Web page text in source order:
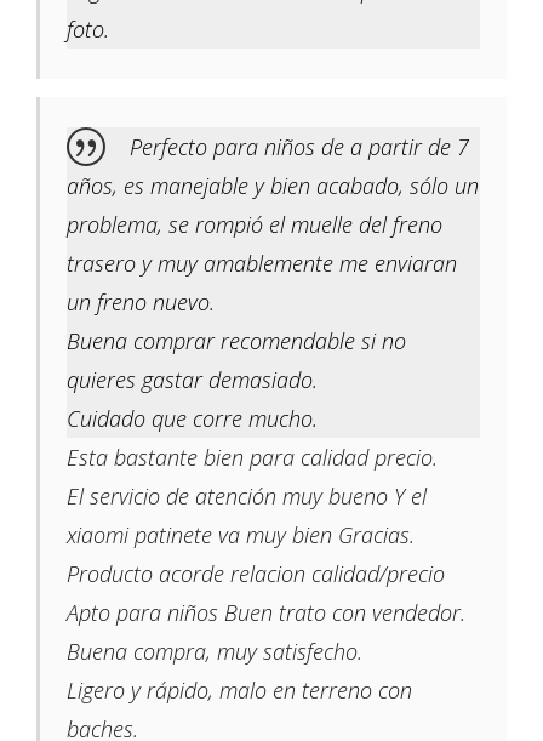
foto.
Perfecto para niños de a partir de 7
años, es manejable y bien acabado, sólo un
problema, se rompió el muelle del freno
trasero y muy amablemente me enviaran
un freno nuevo.
Buena comprar recomendable si no
quieres gastar demasiado.
Cuidado que corre mucho.
Esta bastante bien para calidad precio.
El servicio de atención muy bueno Y el
xiaomi patinete va muy bien Gracias.
Producto acorde relacion calidad/precio
Apto para niños Buen trato con vendedor.
Buena compra, muy satisfecho.
Ligero y rápido, malo en terreno con
baches.